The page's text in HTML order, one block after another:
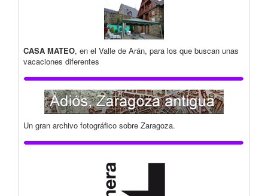
CASA MATEO, en el Valle de Arán, para los que buscan unas
vacaciones diferentes
Un gran archivo fotográfico sobre Zaragoza.